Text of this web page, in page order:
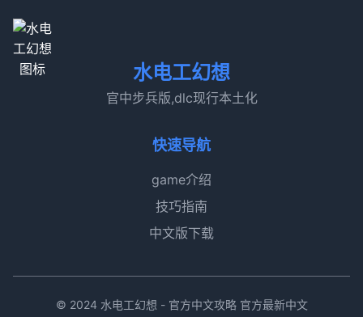
水电工幻想
官中步兵版,dlc现行本土化
快速导航
game介绍
技巧指南
中文版下载
© 2024 水电工幻想 - 官方中文攻略 官方最新中文